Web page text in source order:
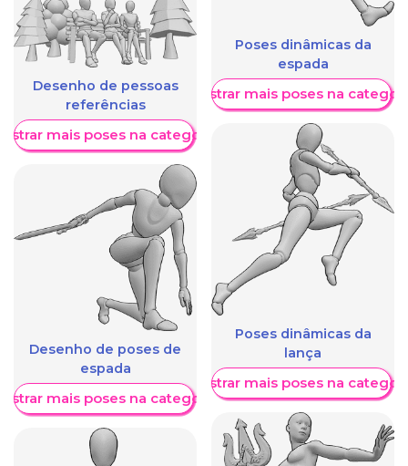
Desenho de pessoas
referências
mais poses na categoria
Desenho de poses de
espada
mais poses na categoria
Poses dinâmicas da
espada
Mostrar mais poses na
Poses dinâmicas da
lança
Mostrar mais poses na